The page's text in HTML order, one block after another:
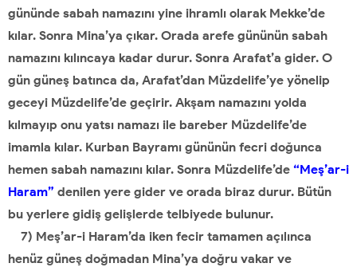
gününde sabah namazını yine ihramlı olarak Mekke’de
kılar. Sonra Mina’ya çıkar. Orada arefe gününün sabah
namazını kılıncaya kadar durur. Sonra Arafat’a gider. O
gün güneş batınca da, Arafat’dan Müzdelife’ye yönelip
geceyi Müzdelife’de geçirir. Akşam namazını yolda
kılmayıp onu yatsı namazı ile bareber Müzdelife’de
imamla kılar. Kurban Bayramı gününün fecri doğunca
hemen sabah namazını kılar. Sonra Müzdelife’de “Meş’ar-i
Haram” denilen yere gider ve orada biraz durur. Bütün
bu yerlere gidiş gelişlerde telbiyede bulunur.
7) Meş’ar-i Haram’da iken fecir tamamen açılınca
henüz güneş doğmadan Mina’ya doğru vakar ve